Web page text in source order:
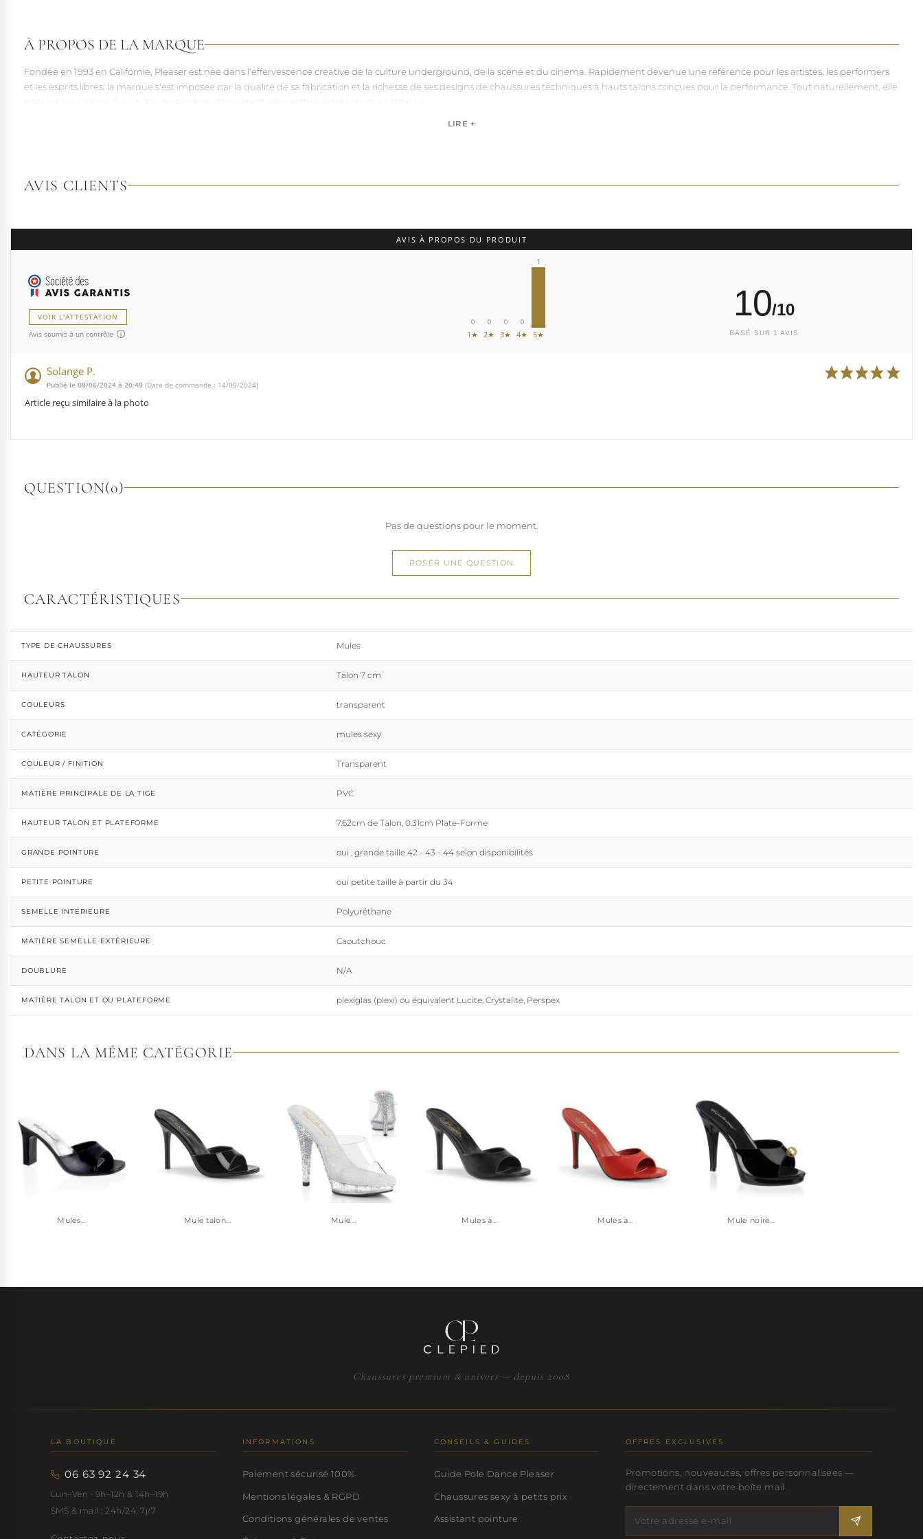
À PROPOS DE LA MARQUE
Fondée en 1993 en Californie, Pleaser est née dans l'effervescence créative de la culture underground, de la scène et du cinéma. Rapidement devenue une référence pour les artistes, les performers
et les esprits libres, la marque s'est imposée par la qualité de sa fabrication et la richesse de ses designs de chaussures techniques à hauts talons conçues pour la performance. Tout naturellement, elle
a étendu son savoir-faire à d'autres univers. Pleaser est aujourd'hui distribuée dans 110 pays.
À l'écart du courant mainstream des grandes franchises de la mode, Pleaser propose des collections ultra féminines et des univers divers et riches, souvent disponibles dans une large gamme de
LIRE +
AVIS CLIENTS
AVIS À PROPOS DU PRODUIT
VOIR L'ATTESTATION
Avis soumis à un contrôle
0
1★
0
2★
0
3★
0
4★
1
5★
10/10
BASÉ SUR 1 AVIS
Solange P.
Publié le 08/06/2024 à 20:49 (Date de commande : 14/05/2024)
Article reçu similaire à la photo
QUESTION(0)
Pas de questions pour le moment.
POSER UNE QUESTION
CARACTÉRISTIQUES
TYPE DE CHAUSSURES Mules
HAUTEUR TALON Talon 7 cm
COULEURS transparent
CATÉGORIE mules sexy
COULEUR / FINITION Transparent
MATIÈRE PRINCIPALE DE LA TIGE PVC
HAUTEUR TALON ET PLATEFORME 7.62cm de Talon, 0.31cm Plate-Forme
GRANDE POINTURE oui , grande taille 42 - 43 - 44 selon disponibilités
PETITE POINTURE oui petite taille à partir du 34
SEMELLE INTÉRIEURE Polyuréthane
MATIÈRE SEMELLE EXTÉRIEURE Caoutchouc
DOUBLURE N/A
MATIÈRE TALON ET OU PLATEFORME plexiglas (plexi) ou équivalent Lucite, Crystalite, Perspex
DANS LA MÊME CATÉGORIE
Mules... Mule talon... Mule... Mules à... Mules à... Mule noire...
Chaussures premium & univers — depuis 2008
LA BOUTIQUE
06 63 92 24 34
Lun–Ven · 9h–12h & 14h–19h
SMS & mail : 24h/24, 7j/7
INFORMATIONS
Paiement sécurisé 100%
Mentions légales & RGPD
Conditions générales de ventes
CONSEILS & GUIDES
Guide Pole Dance Pleaser
Chaussures sexy à petits prix
Assistant pointure
OFFRES EXCLUSIVES
Promotions, nouveautés, offres personnalisées —
directement dans votre boîte mail.